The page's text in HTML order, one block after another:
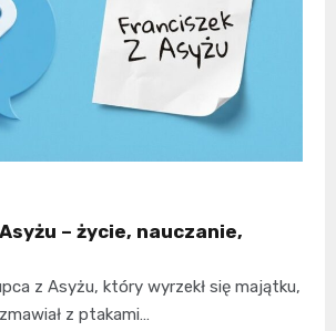
– życie, nauczanie,
z Asyżu, który wyrzekł się majątku,
z ptakami…